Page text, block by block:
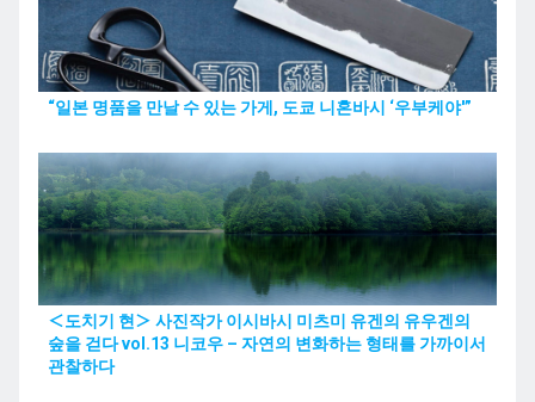
“일본 명품을 만날 수 있는 가게, 도쿄 니혼바시 ‘우부케야'”
＜도치기 현＞ 사진작가 이시바시 미츠미 유겐의 유우겐의
숲을 걷다 vol.13 니코우 – 자연의 변화하는 형태를 가까이서
관찰하다